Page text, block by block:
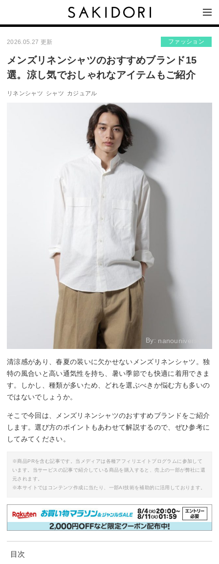
2026.05.27 更新 ファッション
メンズリネンシャツのおすすめブランド15
選。涼し気でおしゃれなアイテムもご紹介
リネンシャツ シャツ カジュアル
By: nanouniverse.jp
清涼感があり、春夏の装いに欠かせないメンズリネンシャツ。独
特の風合いと高い通気性を持ち、暑い季節でも快適に着用できま
す。しかし、種類が多いため、どれを選ぶべきか悩む方も多いの
ではないでしょうか。
そこで今回は、メンズリネンシャツのおすすめブランドをご紹介
します。選び方のポイントもあわせて解説するので、ぜひ参考に
してみてください。
※商品PRを含む記事です。当メディアは各種アフィリエイトプログラムに参加して
います。当サービスの記事で紹介している商品を購入すると、売上の一部が弊社に還
元されます。
※本サイトではコンテンツ作成に当たり、一部AI技術を補助的に活用しております。
目次